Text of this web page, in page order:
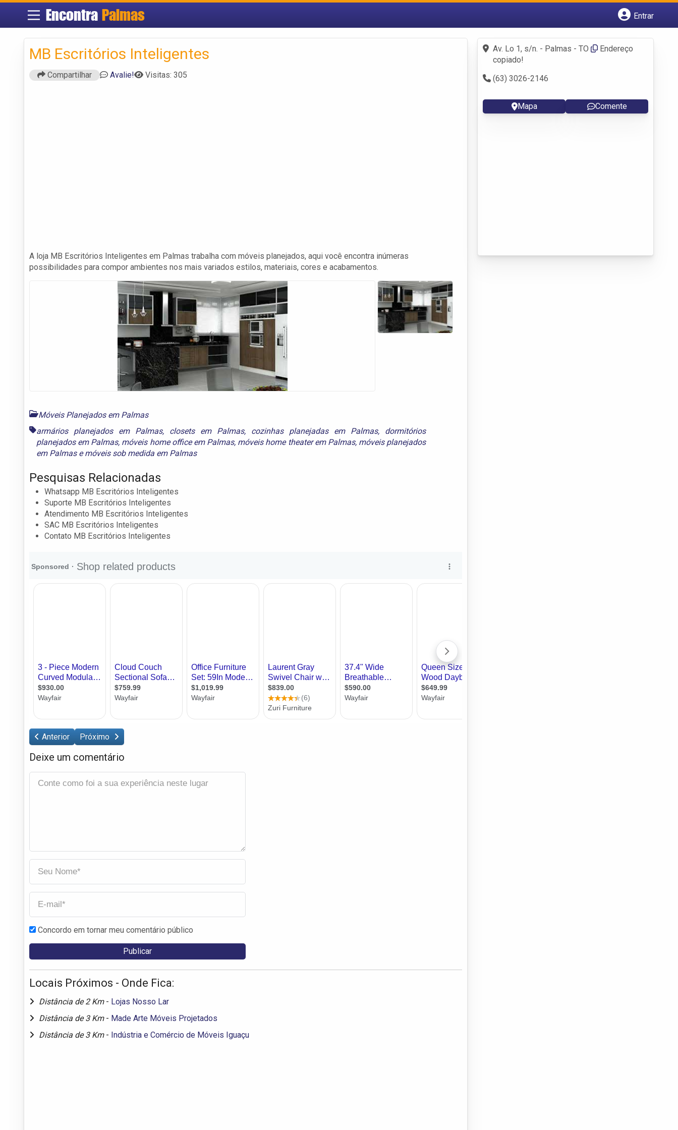
Encontra Palmas
Entrar
Fazer login
Criar conta
MB Escritórios Inteligentes
Compartilhar Avalie! Visitas: 305
A loja MB Escritórios Inteligentes em Palmas trabalha com móveis planejados, aqui você encontra inúmeras
possibilidades para compor ambientes nos mais variados estilos, materiais, cores e acabamentos.
Móveis Planejados em Palmas
armários planejados em Palmas, closets em Palmas, cozinhas planejadas em Palmas, dormitórios
planejados em Palmas, móveis home office em Palmas, móveis home theater em Palmas, móveis planejados
em Palmasemóveis sob medida em Palmas
Pesquisas Relacionadas
Whatsapp MB Escritórios Inteligentes
Suporte MB Escritórios Inteligentes
Atendimento MB Escritórios Inteligentes
SAC MB Escritórios Inteligentes
Contato MB Escritórios Inteligentes
Anterior Próximo
Deixe um comentário
Concordo em tornar meu comentário público
Locais Próximos - Onde Fica:
Distância de 2 Km - Lojas Nosso Lar
Distância de 3 Km - Made Arte Móveis Projetados
Distância de 3 Km - Indústria e Comércio de Móveis Iguaçu
Av. Lo 1, s/n. - Palmas - TO
Endereço
copiado!
(63) 3026-2146
Mapa Comente